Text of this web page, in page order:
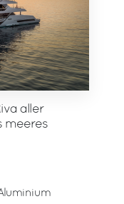
aller
meeres